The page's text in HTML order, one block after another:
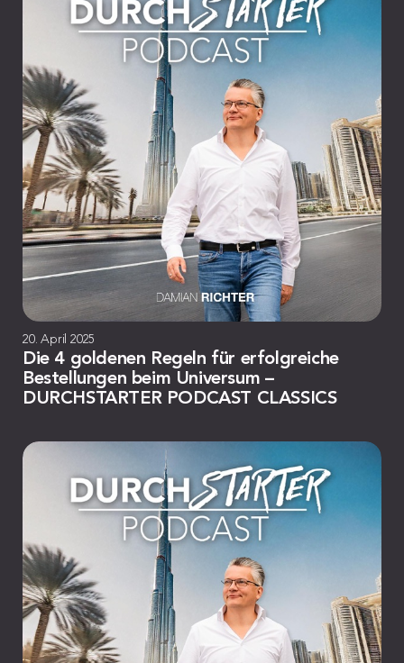
20. April 2025
Die 4 goldenen Regeln für erfolgreiche
Bestellungen beim Universum –
DURCHSTARTER PODCAST CLASSICS